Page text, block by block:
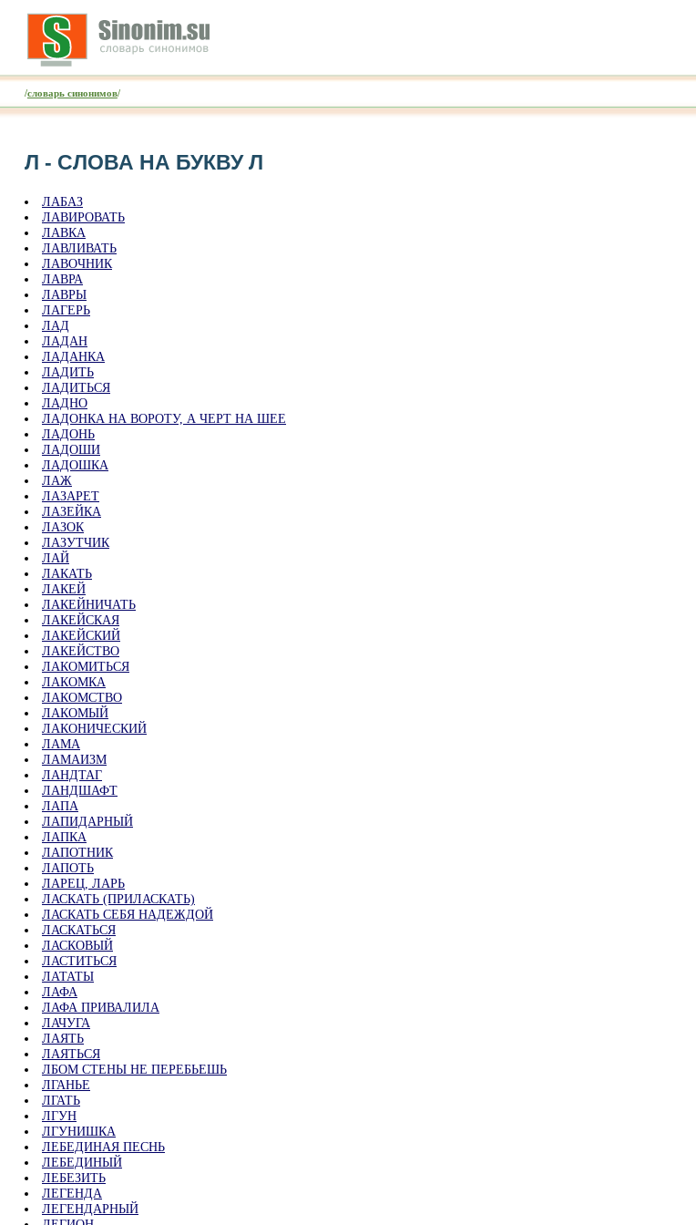
/словарь синонимов/
Л - CЛОВА НА БУКВУ Л
ЛАБАЗ
ЛАВИРОВАТЬ
ЛАВКА
ЛАВЛИВАТЬ
ЛАВОЧНИК
ЛАВРА
ЛАВРЫ
ЛАГЕРЬ
ЛАД
ЛАДАН
ЛАДАНКА
ЛАДИТЬ
ЛАДИТЬСЯ
ЛАДНО
ЛАДОНКА НА ВОРОТУ, А ЧЕРТ НА ШЕЕ
ЛАДОНЬ
ЛАДОШИ
ЛАДОШКА
ЛАЖ
ЛАЗАРЕТ
ЛАЗЕЙКА
ЛАЗОК
ЛАЗУТЧИК
ЛАЙ
ЛАКАТЬ
ЛАКЕЙ
ЛАКЕЙНИЧАТЬ
ЛАКЕЙСКАЯ
ЛАКЕЙСКИЙ
ЛАКЕЙСТВО
ЛАКОМИТЬСЯ
ЛАКОМКА
ЛАКОМСТВО
ЛАКОМЫЙ
ЛАКОНИЧЕСКИЙ
ЛАМА
ЛАМАИЗМ
ЛАНДТАГ
ЛАНДШАФТ
ЛАПА
ЛАПИДАРНЫЙ
ЛАПКА
ЛАПОТНИК
ЛАПОТЬ
ЛАРЕЦ, ЛАРЬ
ЛАСКАТЬ (ПРИЛАСКАТЬ)
ЛАСКАТЬ СЕБЯ НАДЕЖДОЙ
ЛАСКАТЬСЯ
ЛАСКОВЫЙ
ЛАСТИТЬСЯ
ЛАТАТЫ
ЛАФА
ЛАФА ПРИВАЛИЛА
ЛАЧУГА
ЛАЯТЬ
ЛАЯТЬСЯ
ЛБОМ СТЕНЫ НЕ ПЕРЕБЬЕШЬ
ЛГАНЬЕ
ЛГАТЬ
ЛГУН
ЛГУНИШКА
ЛЕБЕДИНАЯ ПЕСНЬ
ЛЕБЕДИНЫЙ
ЛЕБЕЗИТЬ
ЛЕГЕНДА
ЛЕГЕНДАРНЫЙ